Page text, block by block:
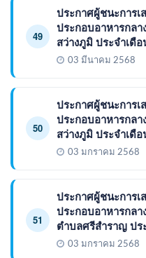
49
ประกาศผู้ชนะการเ
ประกอบอาหารกล
สว่างภูมิ ประจำเดื
03 มีนาคม 2568
50
ประกาศผู้ชนะการเ
ประกอบอาหารกล
สว่างภูมิ ประจำเดื
03 มกราคม 2568
51
ประกาศผู้ชนะการเ
ประกอบอาหารกล
ตำบลศรีสำราญ ปร
03 มกราคม 2568